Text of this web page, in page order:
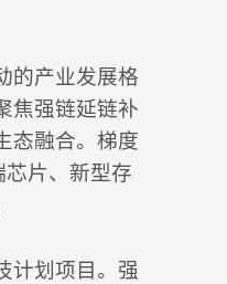
的产业发展格
焦强链延链补
态融合。梯度
芯片、新型存
计划项目。强